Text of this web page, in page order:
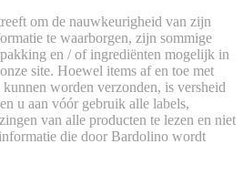
om de nauwkeurigheid van zijn
te waarborgen, zijn sommige
en / of ingrediënten mogelijk in
site. Hoewel items af en toe met
worden verzonden, is versheid
u aan vóór gebruik alle labels,
van alle producten te lezen en niet
die door Bardolino wordt